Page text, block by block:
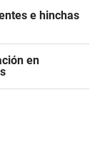
e hinchas
en